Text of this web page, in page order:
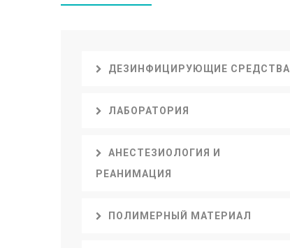
ДЕЗИНФИЦИРУЮЩИЕ СРЕДСТВА
ЛАБОРАТОРИЯ
АНЕСТЕЗИОЛОГИЯ И
РЕАНИМАЦИЯ
ПОЛИМЕРНЫЙ МАТЕРИАЛ